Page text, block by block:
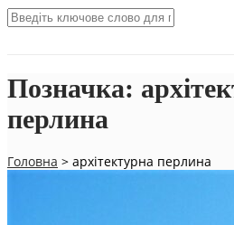
Позначка:
перлина
Головна > архітектурна перлина